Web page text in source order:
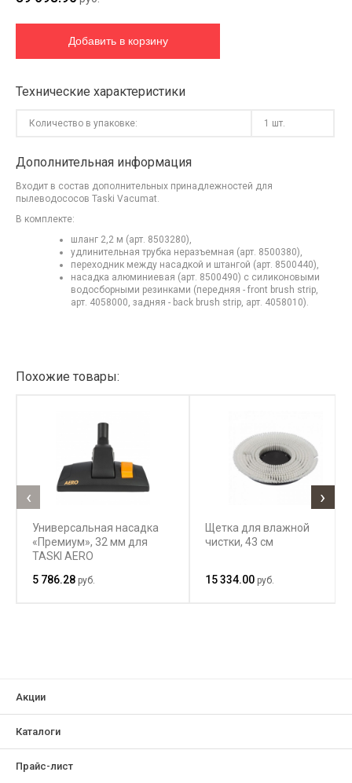
Технические характеристики
Количество в упаковке: 1 шт.
Дополнительная информация
Входит в состав дополнительных принадлежностей для
пылеводососов Taski Vacumat.
В комплекте:
шланг 2,2 м (арт. 8503280),
удлинительная трубка неразъемная (арт. 8500380),
переходник между насадкой и штангой (арт. 8500440),
насадка алюминиевая (арт. 8500490) с силиконовыми
водосборными резинками (передняя - front brush strip,
арт. 4058000, задняя - back brush strip, арт. 4058010).
Похожие товары:
Универсальная насадка
«Премиум», 32 мм для
TASKI AERO
5 786.28 руб.
Щетка для влажной
чистки, 43 см
15 334.00 руб.
‹ ›
Акции
Каталоги
Прайс-лист